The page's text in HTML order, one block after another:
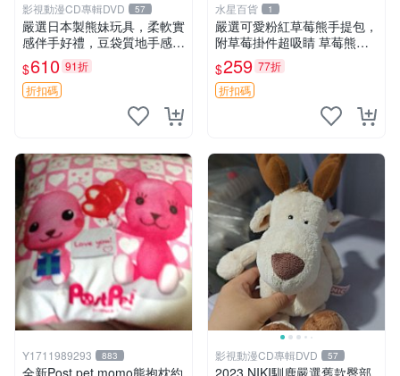
影視動漫CD專輯DVD 57
嚴選日本製熊妹玩具，柔軟實
感伴手好禮，豆袋質地手感
佳，抱枕小熊 recom 推薦 白
色豆袋 玩具
$610 91折
折扣碼
水星百貨 1
嚴選可愛粉紅草莓熊手提包，
附草莓掛件超吸睛 草莓熊手
提包 草莓掛件 可愛portunes
e
$259 77折
折扣碼
Y1711989293 883 影視動漫CD專輯DVD 57